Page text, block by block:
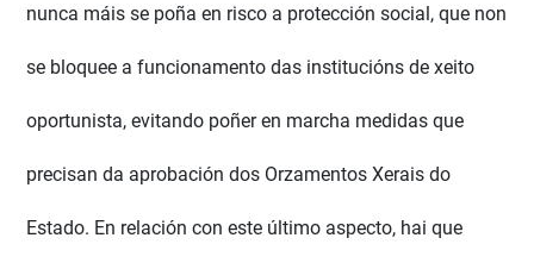
nunca máis se poña en risco a protección social, que non
se bloquee a funcionamento das institucións de xeito
oportunista, evitando poñer en marcha medidas que
precisan da aprobación dos Orzamentos Xerais do
Estado. En relación con este último aspecto, hai que